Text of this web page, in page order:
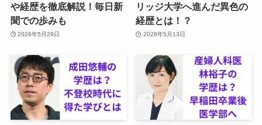
や経歴を徹底解説！毎日新
聞での歩みも
2026年5月29日
リッジ大学へ進んだ異色の
経歴とは！？
2026年5月13日